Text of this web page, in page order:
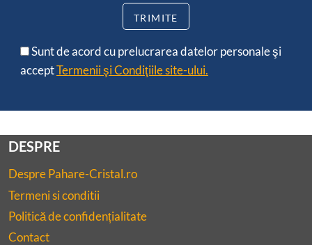
Sunt de acord cu prelucrarea datelor personale şi
acceptTermenii şi Condiţiile site-ului.
DESPRE
Despre Pahare-Cristal.ro
Termeni si conditii
Politică de confidențialitate
Contact